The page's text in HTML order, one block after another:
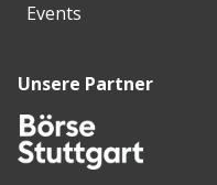
Events
Unsere Partner